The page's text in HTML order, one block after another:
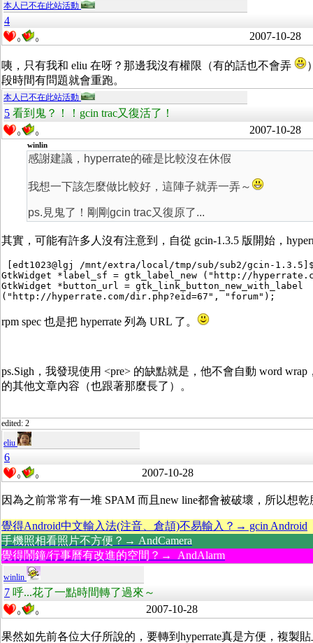
本人已不在此站活動
4
0 0 2007-10-28
咦，只有我和 eliu 在呀？那邊我沒有權限（有的話也不會弄
段時間有問題就會重跑。
本人已不在此站活動
5 看到鬼？！！gcin trac又復活了！
0 0 2007-10-28
winlin
感謝建議，hyperrate的確是比較沒在休假
我想一下該怎麼做比較好，這陣子就弄一弄～
ps.見鬼了！剛剛gcin trac又復原了...
其實，可能有許多人沒有注意到，自從 gcin-1.3.5 版開始，
[edt1023@lgj /mnt/extra/local/tmp/sub/sub2/gcin-
GtkWidget *label_sf = gtk_label_new ("http://
GtkWidget *button_url = gtk_link_button_new_with_label
rpm spec 也是把 hyperrate 列為 URL 了。
ps.Sigh，我發現使用 <pre> 的缺點就是，他不會自動 word
的其他文章內容（也跟著那麼長了）。
edited: 2
eliu
6
0 0 2007-10-28
因為之前常常有一堆 SPAM 而且new line都會被破壞，所以想
覺得Android中文輸入法(注音、倉頡)不易輸入？→ gcin Android
手機照相看照片不方便？→ AndCamera
覺得鬧鐘/行事曆有改進的空間？→ AndAlarm
winlin
7 呼...花了一點時間轉了過來～
0 0 2007-10-28
果然如先前各位大仔所說的，要轉到hyperrate真是方便，複製